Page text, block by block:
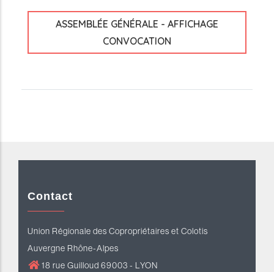
ASSEMBLÉE GÉNÉRALE - AFFICHAGE
CONVOCATION
Contact
Union Régionale des Copropriétaires et Colotis
Auvergne Rhône-Alpes
18 rue Guilloud 69003 - LYON